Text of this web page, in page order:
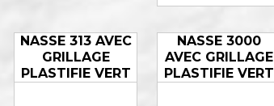
NASSE 313 AVEC
GRILLAGE
PLASTIFIE VERT
NASSE 3000
AVEC GRILLAGE
PLASTIFIE VERT